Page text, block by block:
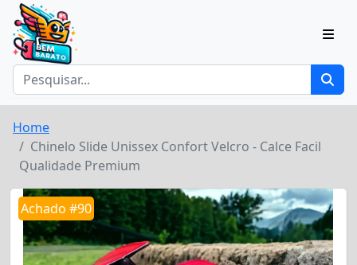
Home
Chinelo Slide Unissex Confort Velcro - Calce Facil
Qualidade Premium
Achado #90